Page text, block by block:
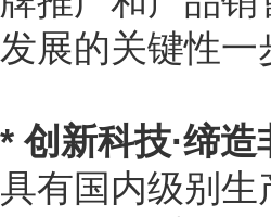
发展的关键性一
* 创新科技·缔造
具有国内级别